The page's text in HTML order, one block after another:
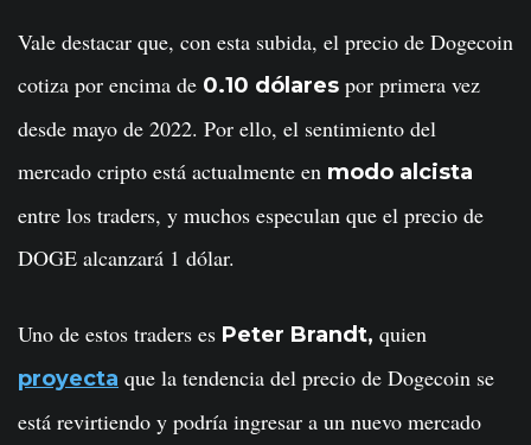
Vale destacar que, con esta subida, el precio de Dogecoin
cotiza por encima de 0.10 dólares por primera vez
desde mayo de 2022. Por ello, el sentimiento del
mercado cripto está actualmente en modo alcista
entre los traders, y muchos especulan que el precio de
DOGE alcanzará 1 dólar.
Uno de estos traders es Peter Brandt, quien
proyecta que la tendencia del precio de Dogecoin se
está revirtiendo y podría ingresar a un nuevo mercado